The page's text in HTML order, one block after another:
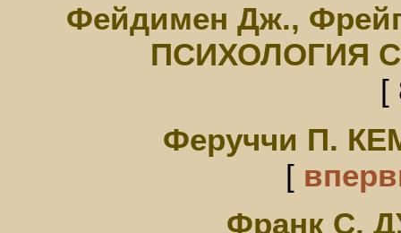
Фейдимен Дж.,
ПСИХОЛОГИЯ
[
Феруччи П.
[
Франк С.